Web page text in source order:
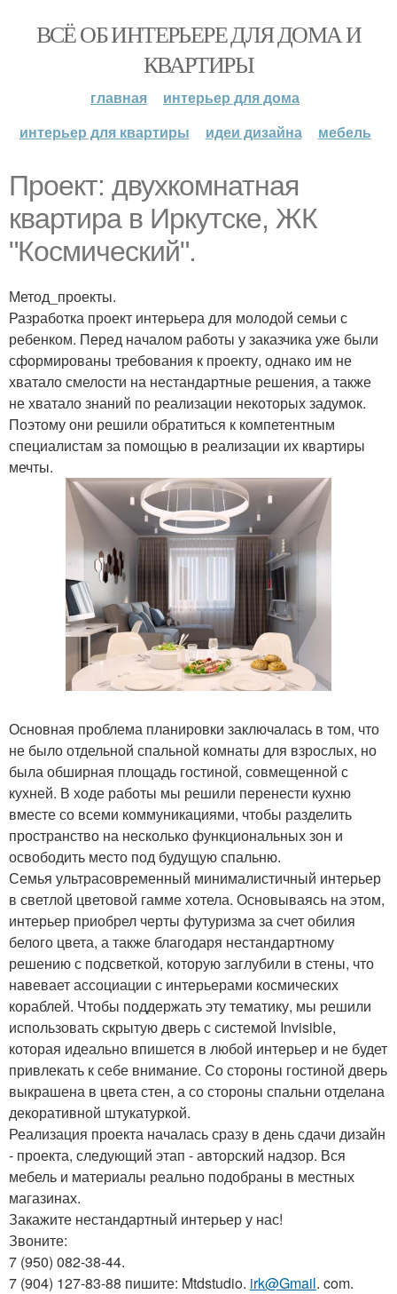
ВСЁ ОБ ИНТЕРЬЕРЕ ДЛЯ ДОМА И
КВАРТИРЫ
главная
интерьер для дома
интерьер для квартиры
идеи дизайна мебель
Проект: двухкомнатная
квартира в Иркутске, ЖК
"Космический".
Метод_проекты.
Разработка проект интерьера для молодой семьи с
ребенком. Перед началом работы у заказчика уже были
сформированы требования к проекту, однако им не
хватало смелости на нестандартные решения, а также
не хватало знаний по реализации некоторых задумок.
Поэтому они решили обратиться к компетентным
специалистам за помощью в реализации их квартиры
мечты.
Основная проблема планировки заключалась в том, что
не было отдельной спальной комнаты для взрослых, но
была обширная площадь гостиной, совмещенной с
кухней. В ходе работы мы решили перенести кухню
вместе со всеми коммуникациями, чтобы разделить
пространство на несколько функциональных зон и
освободить место под будущую спальню.
Семья ультрасовременный минималистичный интерьер
в светлой цветовой гамме хотела. Основываясь на этом,
интерьер приобрел черты футуризма за счет обилия
белого цвета, а также благодаря нестандартному
решению с подсветкой, которую заглубили в стены, что
навевает ассоциации с интерьерами космических
кораблей. Чтобы поддержать эту тематику, мы решили
использовать скрытую дверь с системой Invisible,
которая идеально впишется в любой интерьер и не будет
привлекать к себе внимание. Со стороны гостиной дверь
выкрашена в цвета стен, а со стороны спальни отделана
декоративной штукатуркой.
Реализация проекта началась сразу в день сдачи дизайн
- проекта, следующий этап - авторский надзор. Вся
мебель и материалы реально подобраны в местных
магазинах.
Закажите нестандартный интерьер у нас!
Звоните:
7 (950) 082-38-44.
7 (904) 127-83-88 пишите: Mtdstudio. irk@Gmail. com.